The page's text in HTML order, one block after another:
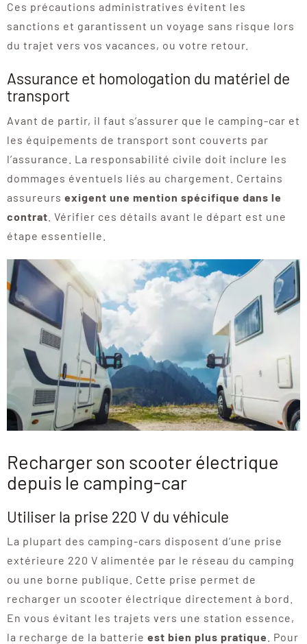
Ces précautions administratives évitent les
sanctions et garantissent un voyage sans risque lors
du trajet vers vos vacances, ou votre retour.
Assurance et homologation du matériel de
transport
Avant de partir, il faut s’assurer que le camping-car et
les équipements de transport sont couverts par
l’assurance. La responsabilité civile doit inclure les
dommages éventuels liés au chargement. Certains
assureurs exigent une mention spécifique dans le
contrat . Vérifier ces détails avant le départ est une
étape essentielle.
Recharger son scooter électrique
depuis le camping-car
Utiliser la prise 220 V du véhicule
La plupart des camping-cars disposent d’une prise
extérieure 220 V alimentée par le réseau du camping
ou une borne publique. Cette prise permet de
recharger un scooter électrique directement à bord.
En vous évitant les trajets vers une station essence,
la recharge de la batterie est bien plus pratique
. Pour